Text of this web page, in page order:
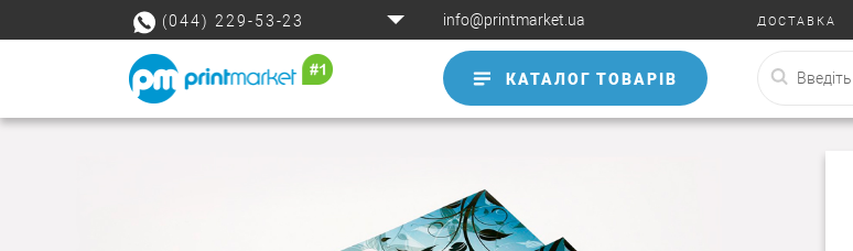
(044) 229-53-23 info@printmarket.ua ДОСТАВКА
КАТАЛОГ ТОВАРІВ